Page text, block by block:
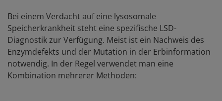
Bei einem Verdacht auf eine lysosomale
Speicherkrankheit steht eine spezifische LSD-
Diagnostik zur Verfügung. Meist ist ein Nachweis des
Enzymdefekts und der Mutation in der Erbinformation
notwendig. In der Regel verwendet man eine
Kombination mehrerer Methoden: